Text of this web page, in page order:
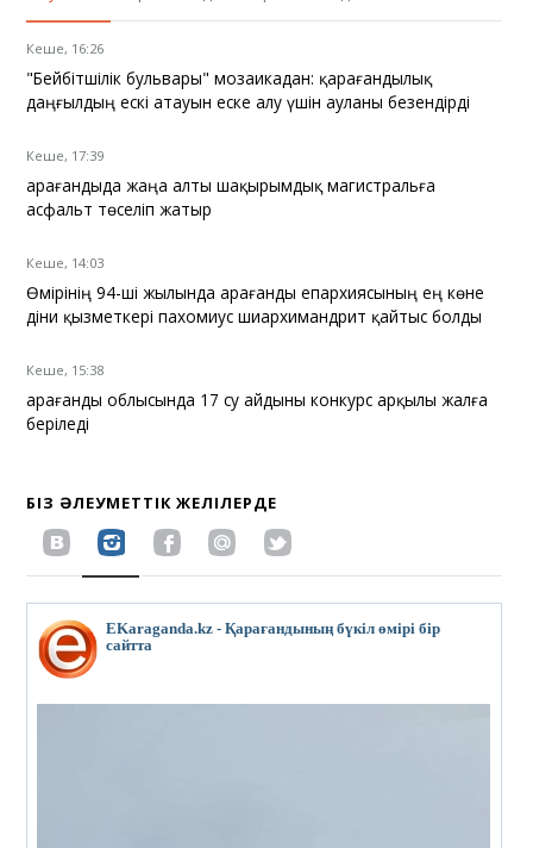
Кеше, 16:26
"Бейбітшілік бульвары" мозаикадан: қарағандылық
даңғылдың ескі атауын еске алу үшін ауланы безендірді
Кеше, 17:39
Қарағандыда жаңа алты шақырымдық магистральға
асфальт төселіп жатыр
Кеше, 14:03
Өмірінің 94-ші жылында Қарағанды епархиясының ең көне
діни қызметкері пахомиус шиархимандрит қайтыс болды
Кеше, 15:38
Қарағанды облысында 17 су айдыны конкурс арқылы жалға
беріледі
БІЗ ӘЛЕУМЕТТІК ЖЕЛІЛЕРДЕ
EKaraganda.kz - Қарағандының бүкіл өмірі бір
сайтта